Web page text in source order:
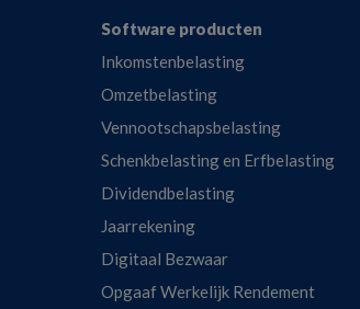
FooterSoftware producten
Inkomstenbelasting
Omzetbelasting
Vennootschapsbelasting
Schenkbelasting en Erfbelasting
Dividendbelasting
Jaarrekening
Digitaal Bezwaar
Opgaaf Werkelijk Rendement